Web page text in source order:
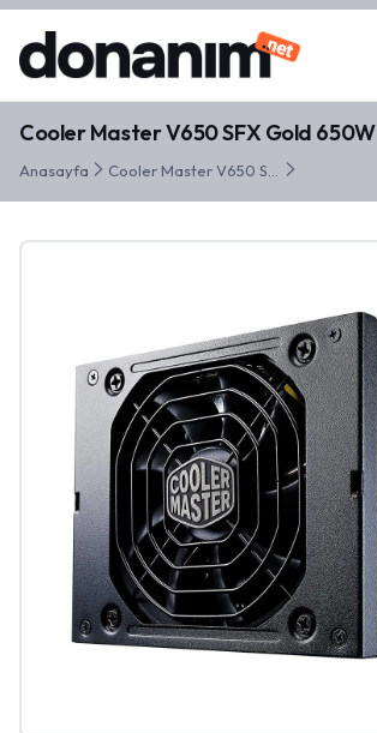
Cooler Master V650 SFX Gold 650W
Anasayfa